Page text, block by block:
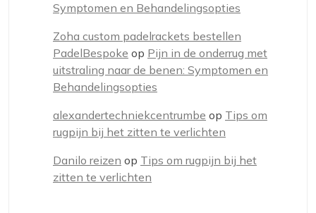
Symptomen en Behandelingsopties
Zoha custom padelrackets bestellen
PadelBespoke op Pijn in de onderrug met
uitstraling naar de benen: Symptomen en
Behandelingsopties
alexandertechniekcentrumbe op Tips om
rugpijn bij het zitten te verlichten
Danilo reizen op Tips om rugpijn bij het
zitten te verlichten